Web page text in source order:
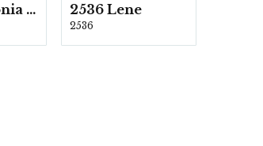
2607-Armonia och Alpaca 400 2536 Lene
2536